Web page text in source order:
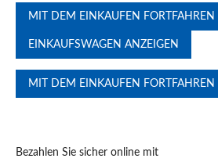
MIT DEM EINKAUFEN FORTFAHREN
EINKAUFSWAGEN ANZEIGEN
MIT DEM EINKAUFEN FORTFAHREN
Bezahlen Sie sicher online mit